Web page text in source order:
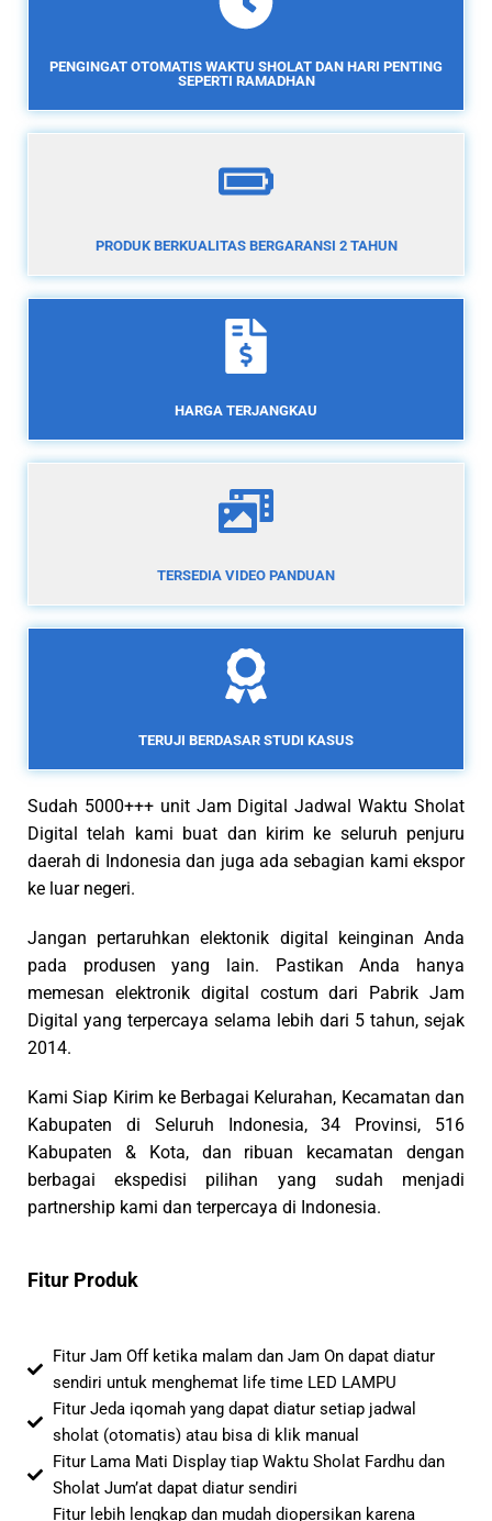
PENGINGAT OTOMATIS WAKTU SHOLAT DAN HARI PENTING
SEPERTI RAMADHAN
PRODUK BERKUALITAS BERGARANSI 2 TAHUN
HARGA TERJANGKAU
TERSEDIA VIDEO PANDUAN
TERUJI BERDASAR STUDI KASUS
Sudah 5000+++ unit Jam Digital Jadwal Waktu Sholat
Digital telah kami buat dan kirim ke seluruh penjuru
daerah di Indonesia dan juga ada sebagian kami ekspor
ke luar negeri.
Jangan pertaruhkan elektonik digital keinginan Anda
pada produsen yang lain. Pastikan Anda hanya
memesan elektronik digital costum dari Pabrik Jam
Digital yang terpercaya selama lebih dari 5 tahun, sejak
2014.
Kami Siap Kirim ke Berbagai Kelurahan, Kecamatan dan
Kabupaten di Seluruh Indonesia, 34 Provinsi, 516
Kabupaten & Kota, dan ribuan kecamatan dengan
berbagai ekspedisi pilihan yang sudah menjadi
partnership kami dan terpercaya di Indonesia.
Fitur Produk
Fitur Jam Off ketika malam dan Jam On dapat diatur
sendiri untuk menghemat life time LED LAMPU
Fitur Jeda iqomah yang dapat diatur setiap jadwal
sholat (otomatis) atau bisa di klik manual
Fitur Lama Mati Display tiap Waktu Sholat Fardhu dan
Sholat Jum’at dapat diatur sendiri
Fitur lebih lengkap dan mudah diopersikan karena